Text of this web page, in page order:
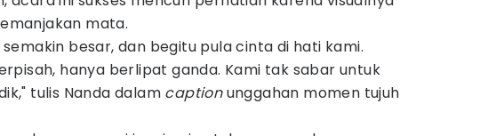
mata.
besar, dan begitu pula cinta di hati kami.
hanya berlipat ganda. Kami tak sabar untuk
tulis Nanda dalam captionunggahan momen tujuh